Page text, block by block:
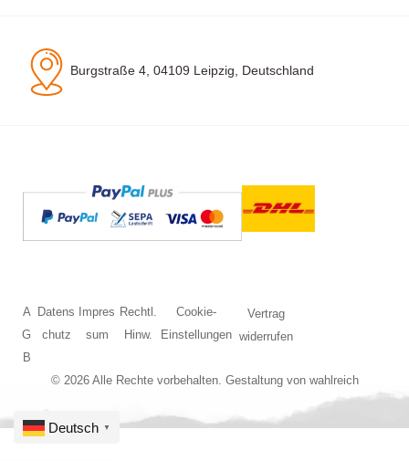
Burgstraße 4, 04109 Leipzig, Deutschland
© 2026 Alle Rechte vorbehalten. Gestaltung von wahlreich
A
G
B
Datens
chutz
Impres
sum
Rechtl.
Hinw.
Cookie-
Einstellungen
Vertrag
widerrufen
Deutsch ▼